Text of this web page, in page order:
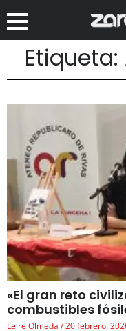
«El gran reto
combustibles
Leire Olmeda 20 febrero,